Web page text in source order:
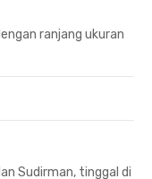
ranjang ukuran
Sudirman, tinggal di